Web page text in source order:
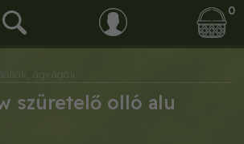
0
ágvágók
szüretelő olló alu